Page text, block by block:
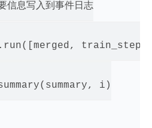
信息写入到事件日志
i)